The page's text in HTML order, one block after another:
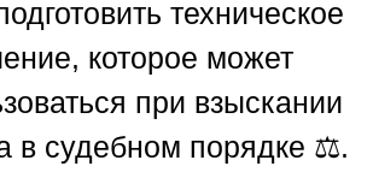
техническое
которое может
при взыскании
в судебном порядке ⚖️.